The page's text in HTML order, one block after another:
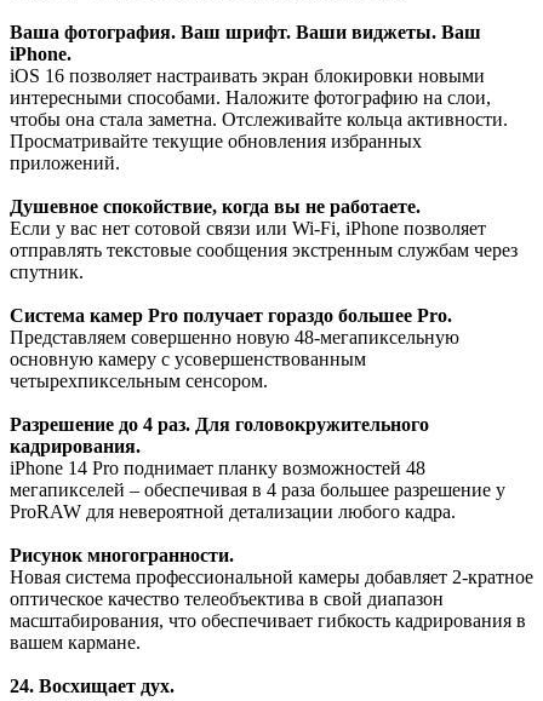
Ваша фотография. Ваш шрифт. Ваши виджеты. Ваш
iPhone.
iOS 16 позволяет настраивать экран блокировки новыми
интересными способами. Наложите фотографию на слои,
чтобы она стала заметна. Отслеживайте кольца активности.
Просматривайте текущие обновления избранных
приложений.
Душевное спокойствие, когда вы не работаете.
Если у вас нет сотовой связи или Wi-Fi, iPhone позволяет
отправлять текстовые сообщения экстренным службам через
спутник.
Система камер Pro получает гораздо большее Pro.
Представляем совершенно новую 48-мегапиксельную
основную камеру с усовершенствованным
четырехпиксельным сенсором.
Разрешение до 4 раз. Для головокружительного
кадрирования.
iPhone 14 Pro поднимает планку возможностей 48
мегапикселей – обеспечивая в 4 раза большее разрешение у
ProRAW для невероятной детализации любого кадра.
Рисунок многогранности.
Новая система профессиональной камеры добавляет 2-кратное
оптическое качество телеобъектива в свой диапазон
масштабирования, что обеспечивает гибкость кадрирования в
вашем кармане.
24. Восхищает дух.